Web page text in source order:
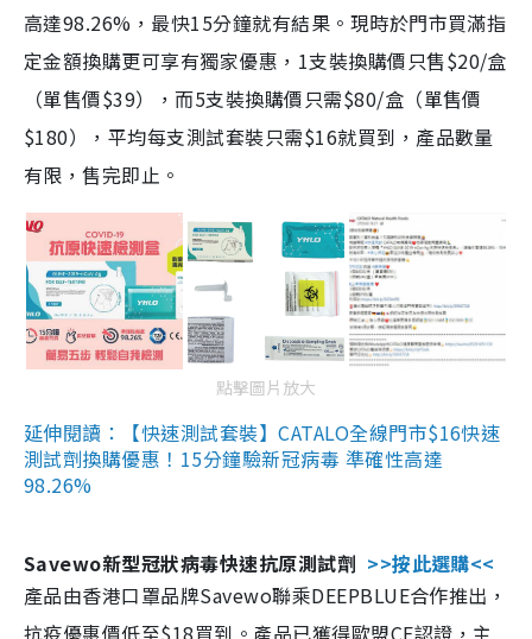
高達98.26%，最快15分鐘就有結果。現時於門市買滿指
定金額換購更可享有獨家優惠，1支裝換購價只售$20/盒
（單售價$39），而5支裝換購價只需$80/盒（單售價
$180），平均每支測試套裝只需$16就買到，產品數量
有限，售完即止。
點擊圖片放大
延伸閱讀：【快速測試套裝】CATALO全線門市$16快速
測試劑換購優惠！15分鐘驗新冠病毒 準確性高達
98.26%
Savewo新型冠狀病毒快速抗原測試劑 >>按此選購<<
產品由香港口罩品牌Savewo聯乘DEEPBLUE合作推出，
抗疫優惠價低至$18買到。產品已獲得歐盟CE認證，主